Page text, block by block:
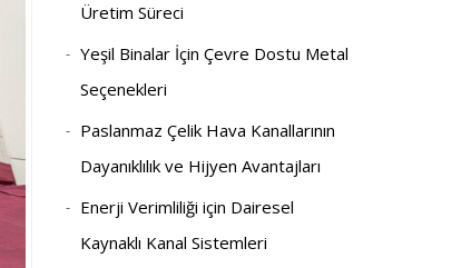
Üretim Süreci
Yeşil Binalar İçin Çevre Dostu Metal
Seçenekleri
Paslanmaz Çelik Hava Kanallarının
Dayanıklılık ve Hijyen Avantajları
Enerji Verimliliği için Dairesel
Kaynaklı Kanal Sistemleri